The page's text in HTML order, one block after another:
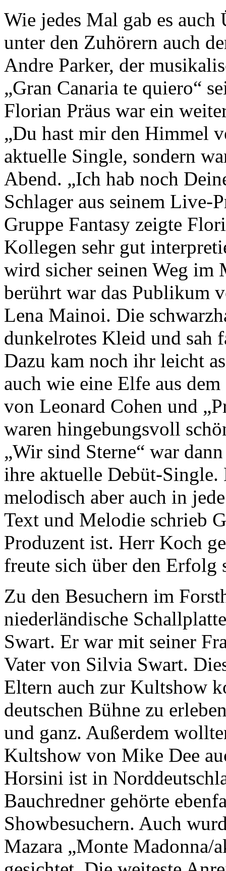
Wie jedes Mal gab es auch
unter den Zuhörern auch
Andre Parker, der
„Gran Canaria te quiero“
Florian Präus war ein
„Du hast mir den Himmel
aktuelle Single, sondern
Abend. „Ich hab noch
Schlager aus seinem
Gruppe Fantasy zeigte
Kollegen sehr gut
wird sicher seinen Weg im
berührt war das Publikum
Lena Mainoi. Die
dunkelrotes Kleid und sah
Dazu kam noch ihr leicht
auch wie eine Elfe aus
von Leonard Cohen und
waren hingebungsvoll
„Wir sind Sterne“ war
ihre aktuelle Debüt-Single.
melodisch aber auch in
Text und Melodie schrieb
Produzent ist. Herr Koch
freute sich über den Erfolg
Zu den Besuchern im
niederländische
Swart. Er war mit seiner
Vater von Silvia Swart.
Eltern auch zur Kultshow
deutschen Bühne zu
und ganz. Außerdem
Kultshow von Mike Dee
Horsini ist in
Bauchredner gehörte
Showbesuchern. Auch
Mazara „Monte